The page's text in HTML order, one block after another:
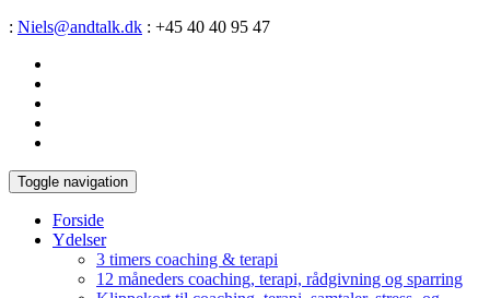
: Niels@andtalk.dk : +45 40 40 95 47
Toggle navigation
Forside
Ydelser
3 timers coaching & terapi
12 måneders coaching, terapi, rådgivning og sparring